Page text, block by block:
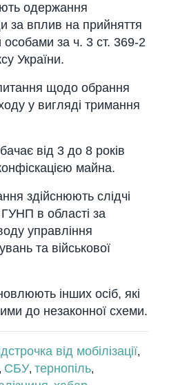
одержання
за вплив на прийняття
за ч. 3 ст. 369-2
України.
щодо обрання
у вигляді тримання
від 3 до 8 років
майна.
здійснюють слідчі
в області за
управління
та військової
інших осіб, які
до незаконної схеми.
від мобілізації,
, СБУ, тернопіль,